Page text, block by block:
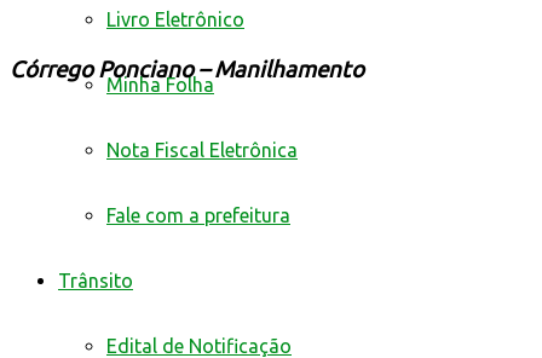
Livro Eletrônico
Minha Folha
Nota Fiscal Eletrônica
Fale com a prefeitura
Trânsito
Edital de Notificação
Córrego Ponciano – Manilhamento